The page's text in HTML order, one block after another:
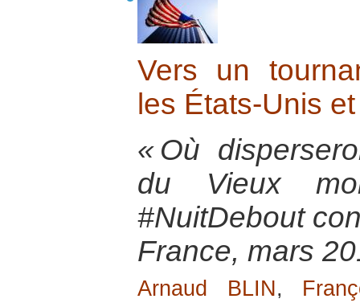
Vers un
les États-Unis
« Où
du Vieux
#NuitDebout
France, mars
Arnaud BLIN,